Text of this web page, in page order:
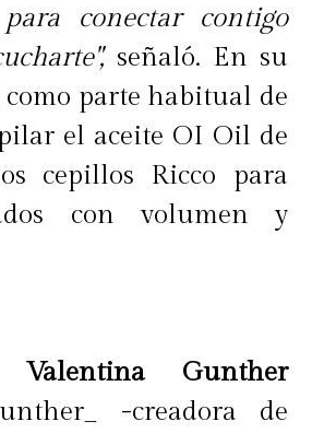
conectar contigo
señaló. En su
como parte habitual de
el aceite OI Oil de
cepillos Ricco para
con volumen y
Valentina Gunther
-creadora de